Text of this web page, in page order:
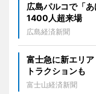
広島パルコで「
1400人超来場
広島経済新聞
富士急に新エリ
トラクションも
富士山経済新聞